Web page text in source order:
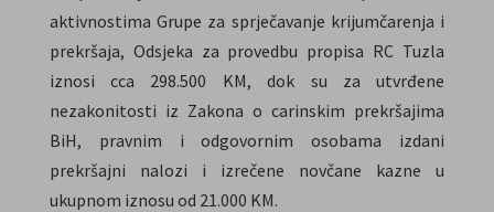
aktivnostima Grupe za sprječavanje krijumčarenja i
prekršaja, Odsjeka za provedbu propisa RC Tuzla
iznosi cca 298.500 KM, dok su za utvrđene
nezakonitosti iz Zakona o carinskim prekršajima
BiH, pravnim i odgovornim osobama izdani
prekršajni nalozi i izrečene novčane kazne u
ukupnom iznosu od 21.000 KM.